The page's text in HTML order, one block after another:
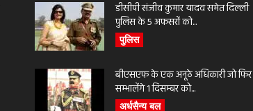
डीसीपी संजीव कुमार यादव समेत दिल्ली
पुलिस के 5 अफसरों को...
पुलिस
बीएसएफ के एक अनूठे अधिकारी जो फिर
सम्भालेंगे 1 दिसम्बर को...
अर्धसैन्य बल